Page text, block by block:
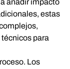
añadir impacto
estas
para
Los